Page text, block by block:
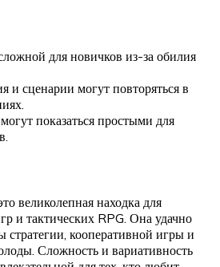
для новичков из-за обилия
и сценарии могут повторяться в
показаться простыми для
великолепная находка для
и тактических RPG. Она удачно
стратегии, кооперативной игры и
Сложность и вариативность